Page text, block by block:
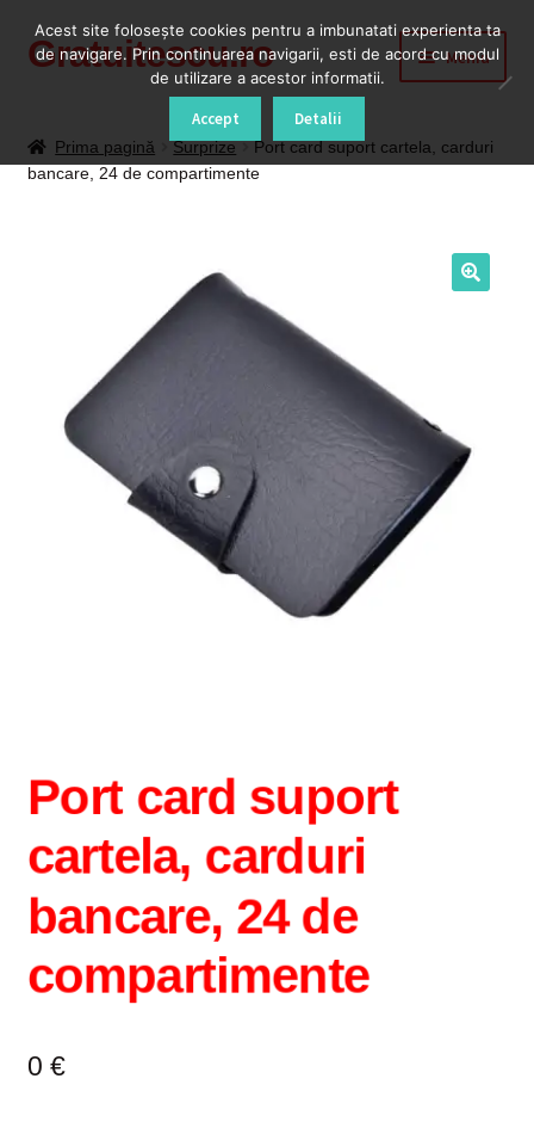
Sari
Sari
Gratuitescu.ro Meniu
Blog
Contul meu
Intrebari si raspunsuri
Privacy Policy
Prima pagină Surprize
Port card suport cartela, carduri
bancare, 24 de compartimente
Port card suport
cartela, carduri
bancare, 24 de
compartimente
0 €
Acest site foloseşte cookies pentru a imbunatati experienta ta
de navigare. Prin continuarea navigarii, esti de acord cu modul
de utilizare a acestor informatii.
Accept Detalii